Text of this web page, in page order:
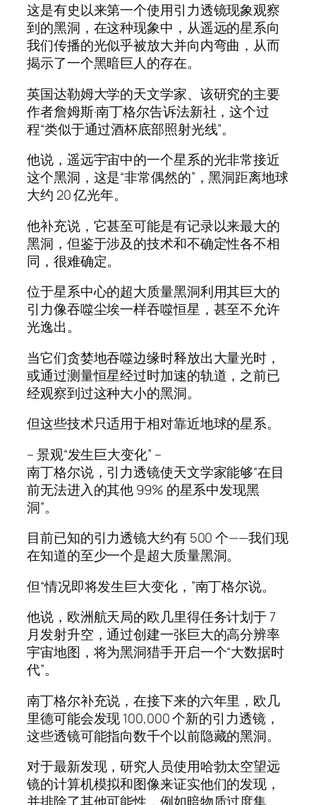
这是有史以来第一个使用引力透镜现象观察
到的黑洞，在这种现象中，从遥远的星系向
我们传播的光似乎被放大并向内弯曲，从而
揭示了一个黑暗巨人的存在。
英国达勒姆大学的天文学家、该研究的主要
作者詹姆斯·南丁格尔告诉法新社，这个过
程“类似于通过酒杯底部照射光线”。
他说，遥远宇宙中的一个星系的光非常接近
这个黑洞，这是“非常偶然的”，黑洞距离地球
大约 20 亿光年。
他补充说，它甚至可能是有记录以来最大的
黑洞，但鉴于涉及的技术和不确定性各不相
同，很难确定。
位于星系中心的超大质量黑洞利用其巨大的
引力像吞噬尘埃一样吞噬恒星，甚至不允许
光逸出。
当它们贪婪地吞噬边缘时释放出大​​量光时，
或通过测量恒星经过时加速的轨道，之前已
经观察到过这种大小的黑洞。
但这些技术只适用于相对靠近地球的星系。
– 景观“发生巨大变化” –
南丁格尔说，引力透镜使天文学家能够“在目
前无法进入的其他 99% 的星系中发现黑
洞”。
目前已知的引力透镜大约有 500 个——我们现
在知道的至少一个是超大质量黑洞。
但“情况即将发生巨大变化，”南丁格尔说。
他说，欧洲航天局的欧几里得任务计划于 7
月发射升空，通过创建一张巨大的高分辨率
宇宙地图，将为黑洞猎手开启一个“大数据时
代”。
南丁格尔补充说，在接下来的六年里，欧几
里德可能会发现 100,000 个新的引力透镜，
这些透镜可能指向数千个以前隐藏的黑洞。
对于最新发现，研究人员使用哈勃太空望远
镜的计算机模拟和图像来证实他们的发现，